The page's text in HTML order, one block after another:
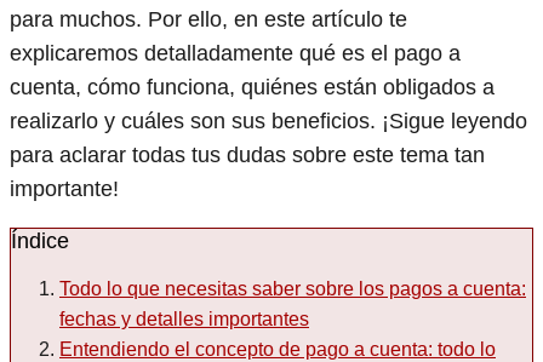
para muchos. Por ello, en este artículo te
explicaremos detalladamente qué es el pago a
cuenta, cómo funciona, quiénes están obligados a
realizarlo y cuáles son sus beneficios. ¡Sigue leyendo
para aclarar todas tus dudas sobre este tema tan
importante!
Índice
Todo lo que necesitas saber sobre los pagos a cuenta:
fechas y detalles importantes
Entendiendo el concepto de pago a cuenta: todo lo